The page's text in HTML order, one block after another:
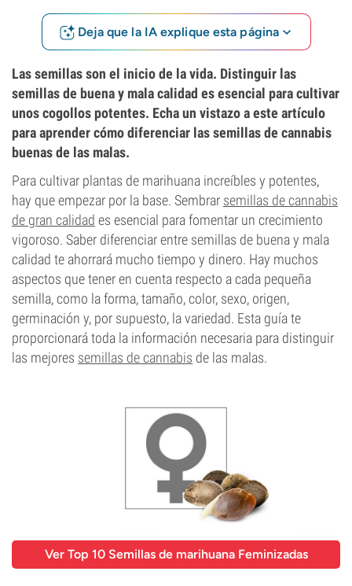
Deja que la IA explique esta página
Las semillas son el inicio de la vida. Distinguir las
semillas de buena y mala calidad es esencial para cultivar
unos cogollos potentes. Echa un vistazo a este artículo
para aprender cómo diferenciar las semillas de cannabis
buenas de las malas.
Para cultivar plantas de marihuana increíbles y potentes,
hay que empezar por la base. Sembrar semillas de cannabis
de gran calidad es esencial para fomentar un crecimiento
vigoroso. Saber diferenciar entre semillas de buena y mala
calidad te ahorrará mucho tiempo y dinero. Hay muchos
aspectos que tener en cuenta respecto a cada pequeña
semilla, como la forma, tamaño, color, sexo, origen,
germinación y, por supuesto, la variedad. Esta guía te
proporcionará toda la información necesaria para distinguir
las mejores semillas de cannabis de las malas.
Ver Top 10 Semillas de marihuana Feminizadas